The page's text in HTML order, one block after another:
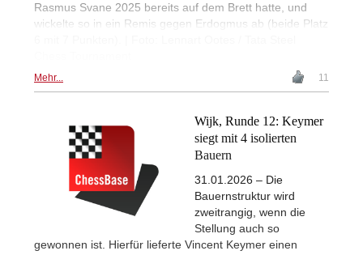
Rasmus Svane 2025 bereits auf dem Brett hatte, und
wickelte so in ein Remis gegen Erdogmus ab (beide Platz
Mehr... 11
Wijk, Runde 12: Keymer
siegt mit 4 isolierten
Bauern
31.01.2026 – Die
Bauernstruktur wird
zweitrangig, wenn die
Stellung auch so
gewonnen ist. Hierfür lieferte Vincent Keymer einen